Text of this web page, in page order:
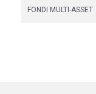
FONDI MULTI-ASSET